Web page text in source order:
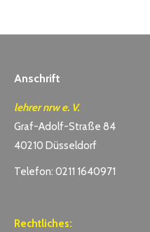
Anschrift
lehrer nrw e. V.
Graf-Adolf-Straße 84
40210 Düsseldorf
Telefon: 0211 1640971
Rechtliches: